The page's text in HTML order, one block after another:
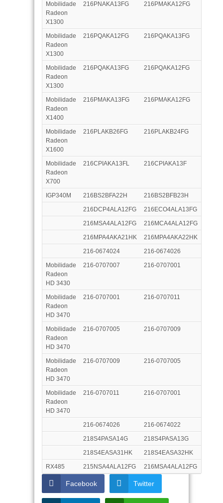
Mobilidade
Radeon
X1300
216PNAKA13FG 216PMAKA12FG
Mobilidade
Radeon
X1300
216PQAKA12FG 216PQAKA13FG
Mobilidade
Radeon
X1300
216PQAKA13FG 216PQAKA12FG
Mobilidade
Radeon
X1400
216PMAKA13FG 216PMAKA12FG
Mobilidade
Radeon
X1600
216PLAKB26FG 216PLAKB24FG
Mobilidade
Radeon
X700
216CPIAKA13FL 216CPIAKA13F
IGP340M 216BS2BFA22H
216BS2BFB23H
216DCP4ALA12FG
216ECO4ALA13FG
216MSA4ALA12FG
216MCA4ALA12FG
216MPA4AKA21HK
216MPA4AKA22HK
216-0674024
216-0674026
Mobilidade
Radeon
HD 3430
216-0707007 216-0707001
Mobilidade
Radeon
HD 3470
216-0707001 216-0707011
Mobilidade
Radeon
HD 3470
216-0707005 216-0707009
Mobilidade
Radeon
HD 3470
216-0707009 216-0707005
Mobilidade
Radeon
HD 3470
216-0707011 216-0707001
216-0674026
216-0674022
218S4PASA14G
218S4PASA13G
218S4EASA31HK
218S4EASA32HK
RX485
215NSA4ALA12FG 216MSA4ALA12FG
Facebook Twitter